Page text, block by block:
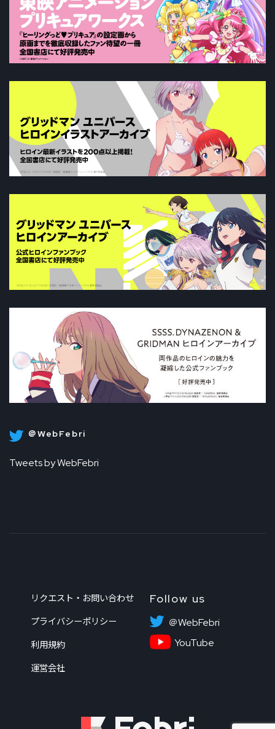
＠WebFebri
Tweets by WebFebri
リクエスト・お問い合わせ
プライバシーポリシー
利用規約
運営会社
Follow us
＠WebFebri
YouTube